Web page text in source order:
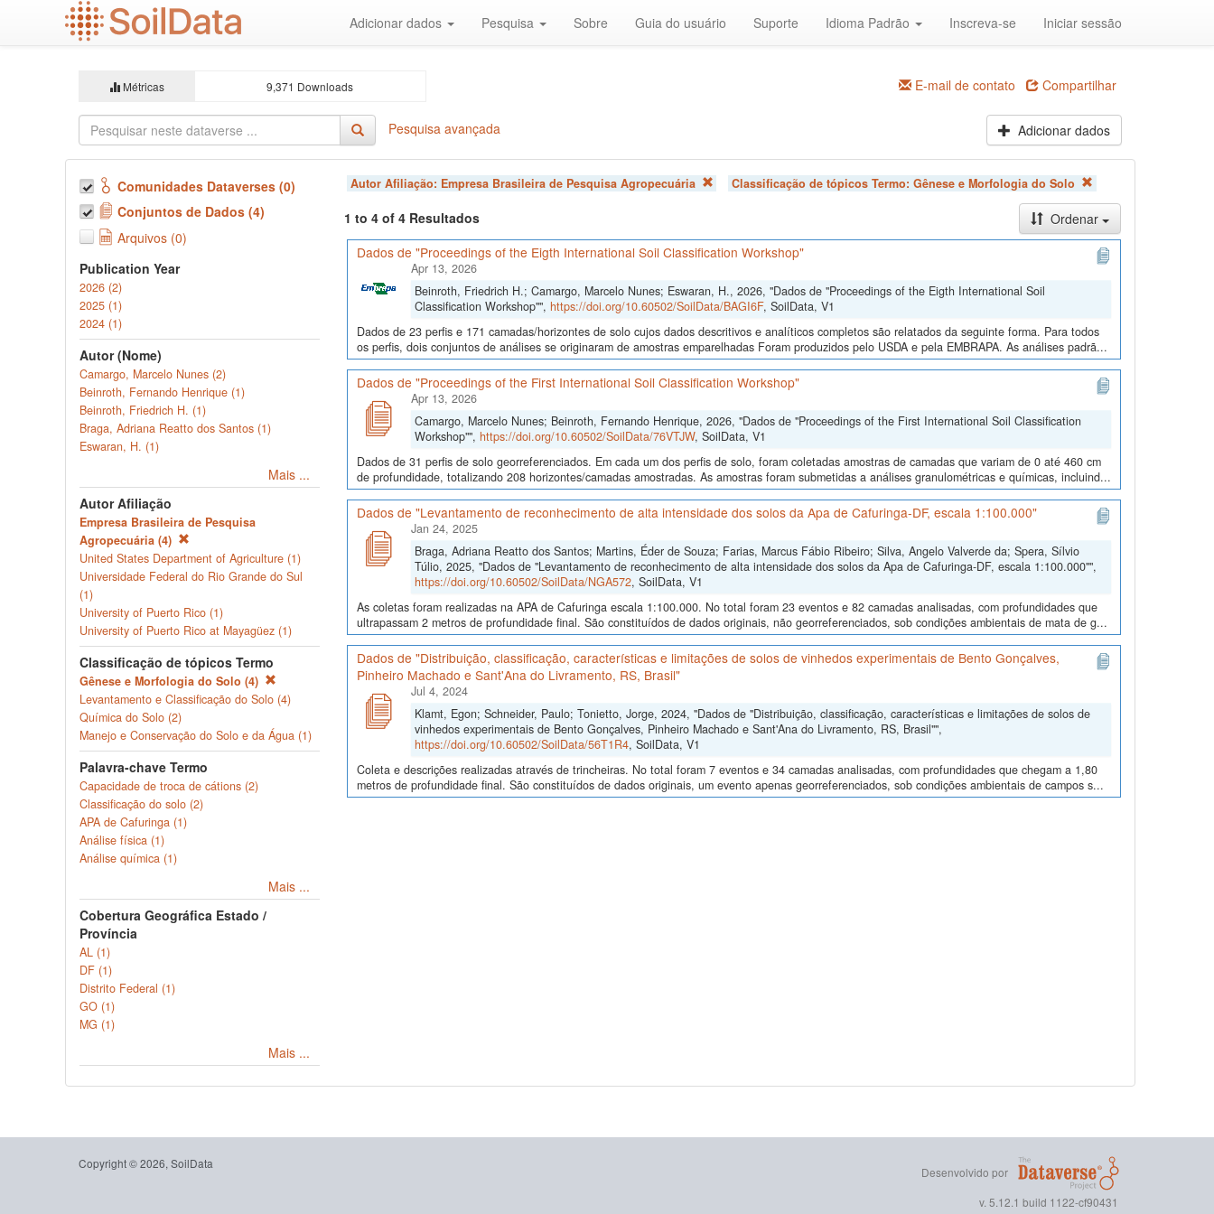
Adicionar dados Pesquisa Sobre Guia do usuário Suporte Idioma Padrão Inscreva-se Iniciar sessão
Métricas 9,371 Downloads E-mail de contato Compartilhar
Pesquisa avançada Adicionar dados
Comunidades Dataverses (0)
Conjuntos de Dados (4)
Arquivos (0)
Publication Year
2026 (2)
2025 (1)
2024 (1)
Autor (Nome)
Camargo, Marcelo Nunes (2)
Beinroth, Fernando Henrique (1)
Beinroth, Friedrich H. (1)
Braga, Adriana Reatto dos Santos (1)
Eswaran, H. (1)
Mais ...
Autor Afiliação
Empresa Brasileira de Pesquisa
Agropecuária (4)
United States Department of Agriculture (1)
Universidade Federal do Rio Grande do Sul
(1)
University of Puerto Rico (1)
University of Puerto Rico at Mayagüez (1)
Classificação de tópicos Termo
Gênese e Morfologia do Solo (4)
Levantamento e Classificação do Solo (4)
Química do Solo (2)
Manejo e Conservação do Solo e da Água (1)
Palavra-chave Termo
Capacidade de troca de cátions (2)
Classificação do solo (2)
APA de Cafuringa (1)
Análise física (1)
Análise química (1)
Mais ...
Cobertura Geográfica Estado /
Província
AL (1)
DF (1)
Distrito Federal (1)
GO (1)
MG (1)
Mais ...
Autor Afiliação: Empresa Brasileira de Pesquisa Agropecuária Classificação de tópicos Termo: Gênese e Morfologia do Solo
1 to 4 of 4 Resultados
Ordenar
Dados de "Proceedings of the Eigth International Soil Classification Workshop"
Apr 13, 2026
Beinroth, Friedrich H.; Camargo, Marcelo Nunes; Eswaran, H., 2026, "Dados de "Proceedings of the Eigth International Soil
Classification Workshop"", https://doi.org/10.60502/SoilData/BAGI6F, SoilData, V1
Dados de 23 perfis e 171 camadas/horizontes de solo cujos dados descritivos e analíticos completos são relatados da seguinte forma. Para todos
os perfis, dois conjuntos de análises se originaram de amostras emparelhadas Foram produzidos pelo USDA e pela EMBRAPA. As análises padrã...
Dados de "Proceedings of the First International Soil Classification Workshop"
Apr 13, 2026
Camargo, Marcelo Nunes; Beinroth, Fernando Henrique, 2026, "Dados de "Proceedings of the First International Soil Classification
Workshop"", https://doi.org/10.60502/SoilData/76VTJW, SoilData, V1
Dados de 31 perfis de solo georreferenciados. Em cada um dos perfis de solo, foram coletadas amostras de camadas que variam de 0 até 460 cm
de profundidade, totalizando 208 horizontes/camadas amostradas. As amostras foram submetidas a análises granulométricas e químicas, incluind...
Dados de "Levantamento de reconhecimento de alta intensidade dos solos da Apa de Cafuringa-DF, escala 1:100.000"
Jan 24, 2025
Braga, Adriana Reatto dos Santos; Martins, Éder de Souza; Farias, Marcus Fábio Ribeiro; Silva, Angelo Valverde da; Spera, Sílvio
Túlio, 2025, "Dados de "Levantamento de reconhecimento de alta intensidade dos solos da Apa de Cafuringa-DF, escala 1:100.000"",
https://doi.org/10.60502/SoilData/NGA572, SoilData, V1
As coletas foram realizadas na APA de Cafuringa escala 1:100.000. No total foram 23 eventos e 82 camadas analisadas, com profundidades que
ultrapassam 2 metros de profundidade final. São constituídos de dados originais, não georreferenciados, sob condições ambientais de mata de g...
Dados de "Distribuição, classificação, características e limitações de solos de vinhedos experimentais de Bento Gonçalves,
Pinheiro Machado e Sant'Ana do Livramento, RS, Brasil"
Jul 4, 2024
Klamt, Egon; Schneider, Paulo; Tonietto, Jorge, 2024, "Dados de "Distribuição, classificação, características e limitações de solos de
vinhedos experimentais de Bento Gonçalves, Pinheiro Machado e Sant'Ana do Livramento, RS, Brasil"",
https://doi.org/10.60502/SoilData/56T1R4, SoilData, V1
Coleta e descrições realizadas através de trincheiras. No total foram 7 eventos e 34 camadas analisadas, com profundidades que chegam a 1,80
metros de profundidade final. São constituídos de dados originais, um evento apenas georreferenciados, sob condições ambientais de campos s...
Copyright © 2026, SoilData
Desenvolvido por
v. 5.12.1 build 1122-cf90431